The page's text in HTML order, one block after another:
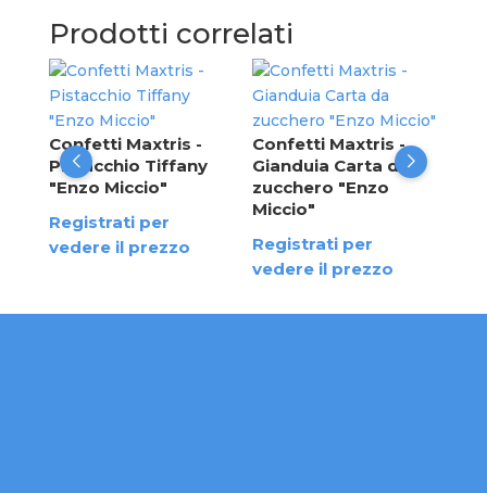
Prodotti correlati
Confetti Maxtris -
Pistacchio Tiffany
"Enzo Miccio"
Registrati per
vedere il prezzo
Confetti Maxtris -
Gianduia Carta da
zucchero "Enzo
Miccio"
Registrati per
vedere il prezzo